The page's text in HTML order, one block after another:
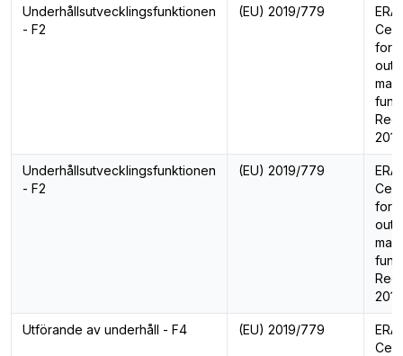
Underhållsutvecklingsfunktionen
- F2
(EU) 2019/779
ERA
for
Underhållsutvecklingsfunktionen
- F2
(EU) 2019/779
ERA
for
Utförande av underhåll - F4 (EU) 2019/779
ERA